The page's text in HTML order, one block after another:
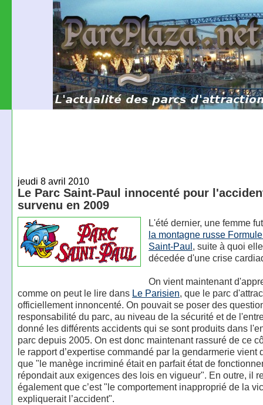
jeudi 8 avril 2010
Le Parc Saint-Paul innocenté pour
survenu en 2009
L'été dernier, une femme
la montagne russe
Saint-Paul, suite à quoi
décedée d'une crise
On vient maintenant
comme on peut le lire dans Le Parisien, que le parc
officiellement innoncenté. On pouvait se poser des
responsabilité du parc, au niveau de la sécurité et de
donné les différents accidents qui se sont produits dans
parc depuis 2005. On est donc maintenant rassuré de ce
le rapport d’expertise commandé par la gendarmerie vient
que "le manège incriminé était en parfait état de
répondait aux exigences des lois en vigueur". En outre, il
également que c’est "le comportement inapproprié de la
expliquerait l’accident".